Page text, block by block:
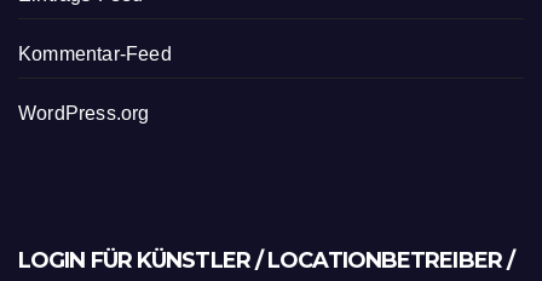
Kommentar-Feed
WordPress.org
LOGIN FÜR KÜNSTLER / LOCATIONBETREIBER /